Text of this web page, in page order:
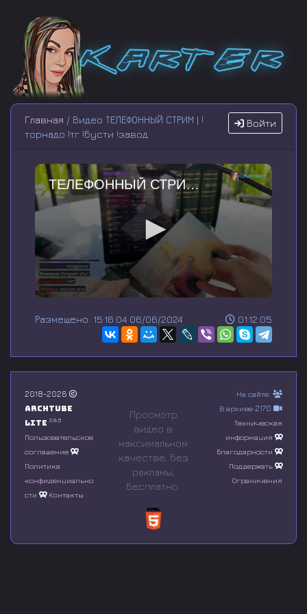
Войти
Главная / Видео ТЕЛЕФОННЫЙ СТРИМ | !
торнадо !тг !бусти !завод
ТЕЛЕФОННЫЙ СТРИМ | !торнадо !тг !бусти !завод
e
n
o
f
0
s
o
n
d
01:12:05
Размещено: 15:16:04 06/06/2024
2018-2026
Archtube
Lite 2.8.5
Пользовательское
соглашение
Политика
конфиденциально
сти
Контакты
Просмотр
видео в
максимальном
качестве, без
рeкламы,
бесплатно.
На сайте:
В архиве 2170
Техническая
информация
Благодарности
Поддержать
Ограничения